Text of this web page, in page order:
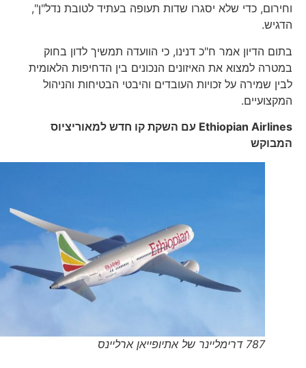
וחירום, כדי שלא יסגרו שדות תעופה בעתיד לטובת נדל"ן",
הדגיש.
בתום הדיון אמר ח"כ דנינו, כי הוועדה תמשיך לדון בחוק
במטרה למצוא את האיזונים הנכונים בין הדחיפות הלאומית
לבין שמירה על זכויות העובדים והיבטי הבטיחות והניהול
המקצועיים.
Ethiopian Airlinesעם השקת קו חדש למאוריציוס
המבוקש
787 דרימליינר של אתיופייאן ארליינס